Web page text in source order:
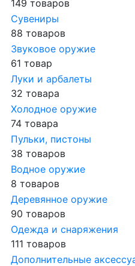
149 товаров
Сувениры
88 товаров
Звуковое оружие
61 товар
Луки и арбалеты
32 товара
Холодное оружие
74 товара
Пульки, пистоны
38 товаров
Водное оружие
8 товаров
Деревянное оружие
90 товаров
Одежда и снаряжения
111 товаров
Дополнительные